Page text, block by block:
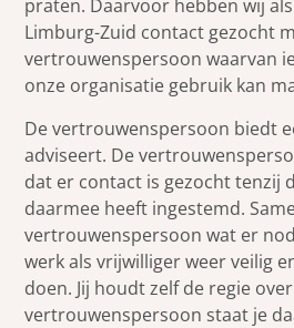
praten. Daarvoor hebben wij
Limburg-Zuid contact gezocht
vertrouwenspersoon waarvan
onze organisatie gebruik kan
De vertrouwenspersoon biedt
adviseert. De
dat er contact is gezocht tenzij
daarmee heeft ingestemd.
vertrouwenspersoon wat er
werk als vrijwilliger weer veilig
doen. Jij houdt zelf de regie
vertrouwenspersoon staat je